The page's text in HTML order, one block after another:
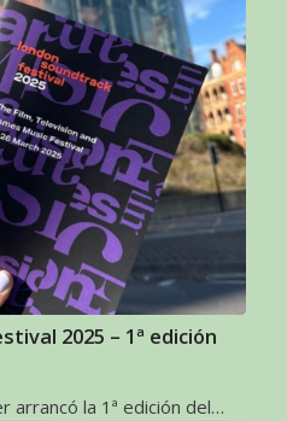
2025 – 1ª edición
arrancó la 1ª edición del…